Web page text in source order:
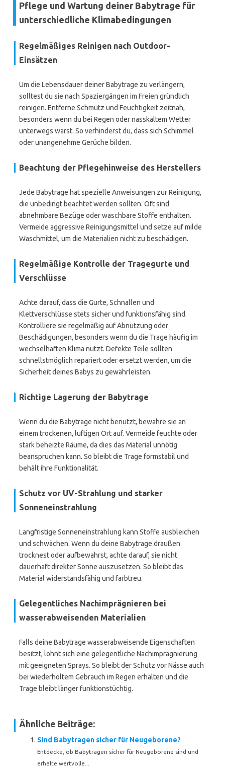
Pflege und Wartung deiner Babytrage für
unterschiedliche Klimabedingungen
Regelmäßiges Reinigen nach Outdoor-
Einsätzen
Um die Lebensdauer deiner Babytrage zu verlängern,
solltest du sie nach Spaziergängen im Freien gründlich
reinigen. Entferne Schmutz und Feuchtigkeit zeitnah,
besonders wenn du bei Regen oder nasskaltem Wetter
unterwegs warst. So verhinderst du, dass sich Schimmel
oder unangenehme Gerüche bilden.
Beachtung der Pflegehinweise des Herstellers
Jede Babytrage hat spezielle Anweisungen zur Reinigung,
die unbedingt beachtet werden sollten. Oft sind
abnehmbare Bezüge oder waschbare Stoffe enthalten.
Vermeide aggressive Reinigungsmittel und setze auf milde
Waschmittel, um die Materialien nicht zu beschädigen.
Regelmäßige Kontrolle der Tragegurte und
Verschlüsse
Achte darauf, dass die Gurte, Schnallen und
Klettverschlüsse stets sicher und funktionsfähig sind.
Kontrolliere sie regelmäßig auf Abnutzung oder
Beschädigungen, besonders wenn du die Trage häufig im
wechselhaften Klima nutzt. Defekte Teile sollten
schnellstmöglich repariert oder ersetzt werden, um die
Sicherheit deines Babys zu gewährleisten.
Richtige Lagerung der Babytrage
Wenn du die Babytrage nicht benutzt, bewahre sie an
einem trockenen, luftigen Ort auf. Vermeide feuchte oder
stark beheizte Räume, da dies das Material unnötig
beanspruchen kann. So bleibt die Trage formstabil und
behält ihre Funktionalität.
Schutz vor UV-Strahlung und starker
Sonneneinstrahlung
Langfristige Sonneneinstrahlung kann Stoffe ausbleichen
und schwächen. Wenn du deine Babytrage draußen
trocknest oder aufbewahrst, achte darauf, sie nicht
dauerhaft direkter Sonne auszusetzen. So bleibt das
Material widerstandsfähig und farbtreu.
Gelegentliches Nachimprägnieren bei
wasserabweisenden Materialien
Falls deine Babytrage wasserabweisende Eigenschaften
besitzt, lohnt sich eine gelegentliche Nachimprägnierung
mit geeigneten Sprays. So bleibt der Schutz vor Nässe auch
bei wiederholtem Gebrauch im Regen erhalten und die
Trage bleibt länger funktionstüchtig.
Ähnliche Beiträge:
Sind Babytragen sicher für Neugeborene?
Entdecke, ob Babytragen sicher für Neugeborene sind und
erhalte wertvolle...